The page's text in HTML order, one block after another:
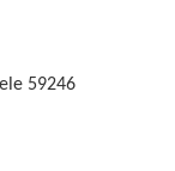
59246